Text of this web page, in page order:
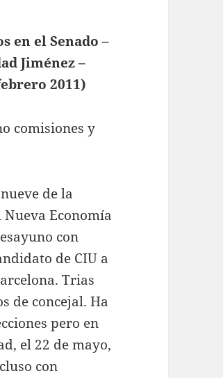
en el Senado –
Jiménez –
2011)
comisiones y
de la
Economía
con
de CIU a
Trias
de concejal. Ha
pero en
el 22 de mayo,
con